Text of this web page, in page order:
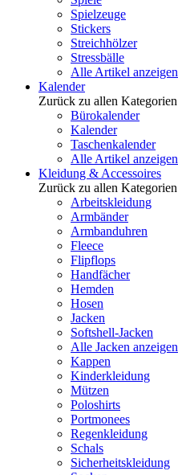
Spielzeuge
Stickers
Streichhölzer
Stressbälle
Alle Artikel anzeigen
Kalender
Zurück zu allen Kategorien
Bürokalender
Kalender
Taschenkalender
Alle Artikel anzeigen
Kleidung & Accessoires
Zurück zu allen Kategorien
Arbeitskleidung
Armbänder
Armbanduhren
Fleece
Flipflops
Handfächer
Hemden
Hosen
Jacken
Softshell-Jacken
Alle Jacken anzeigen
Kappen
Kinderkleidung
Mützen
Poloshirts
Portmonees
Regenkleidung
Schals
Sicherheitskleidung